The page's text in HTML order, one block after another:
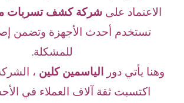
الاعتماد علىشركة كشف تسربات
تستخدم أحدث الأجهزة وتضمن
للمشكلة.
وهنا يأتي دورالياسمين كلين ،
اكتسبت ثقة آلاف العملاء في